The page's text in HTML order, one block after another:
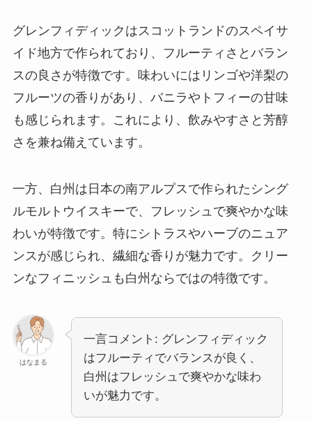
グレンフィディックはスコットランドのスペイサ
イド地方で作られており、フルーティさとバラン
スの良さが特徴です。味わいにはリンゴや洋梨の
フルーツの香りがあり、バニラやトフィーの甘味
も感じられます。これにより、飲みやすさと芳醇
さを兼ね備えています。
一方、白州は日本の南アルプスで作られたシング
ルモルトウイスキーで、フレッシュで爽やかな味
わいが特徴です。特にシトラスやハーブのニュア
ンスが感じられ、繊細な香りが魅力です。クリー
ンなフィニッシュも白州ならではの特徴です。
はなまる
一言コメント: グレンフィディック
はフルーティでバランスが良く、
白州はフレッシュで爽やかな味わ
いが魅力です。